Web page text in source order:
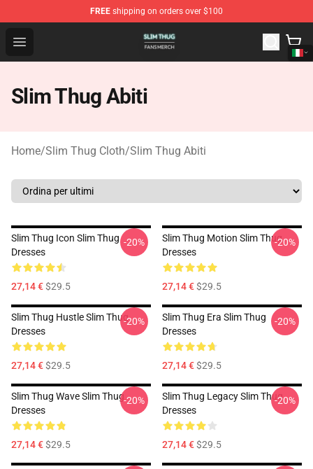
FREE shipping on orders over $100
Open menu
Slim Thug Shop - Official Slim Thug Merchandise Store
Slim Thug Abiti
Home/Slim Thug Cloth/Slim Thug Abiti
Slim Thug Icon Slim Thug
Dresses
27,14 €$29.5
-20%
Slim Thug Motion Slim Thug
Dresses
27,14 €$29.5
-20%
Slim Thug Hustle Slim Thug
Dresses
27,14 €$29.5
-20%
Slim Thug Era Slim Thug
Dresses
27,14 €$29.5
-20%
Slim Thug Wave Slim Thug
Dresses
27,14 €$29.5
-20%
Slim Thug Legacy Slim Thug
Dresses
27,14 €$29.5
-20%